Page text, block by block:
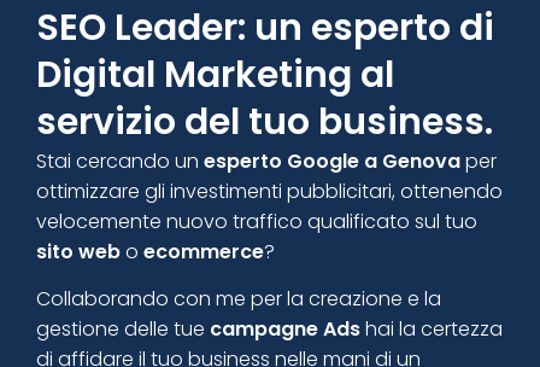
SEO Leader: un esperto di
Digital Marketing al
servizio del tuo business.
Stai cercando un esperto Google a Genovaper
ottimizzare gli investimenti pubblicitari, ottenendo
velocemente nuovo traffico qualificato sul tuo
sito webo ecommerce?
Collaborando con me per la creazione e la
gestione delle tue campagne Adshai la certezza
di affidare il tuo business nelle mani di un